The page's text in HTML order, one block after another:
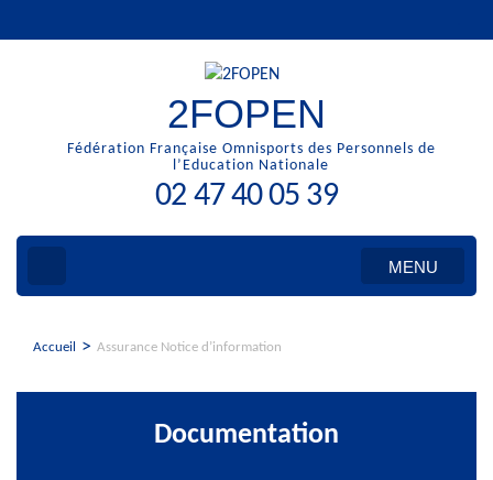
au
2FOPEN
Fédération Française Omnisports des Personnels de
l’Education Nationale
02 47 40 05 39
MENU
Accueil > Assurance Notice d’information
Documentation